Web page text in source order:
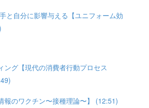
と自分に影響与える【ユニフォーム効
ング【現代の消費者行動プロセス
報のワクチン〜接種理論〜】 (12:51)